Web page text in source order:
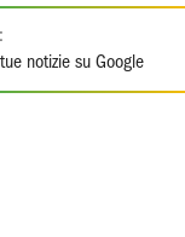
notizie su Google